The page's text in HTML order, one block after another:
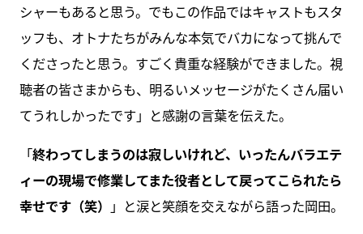
シャーもあると思う。でもこの作品ではキャストもスタ
ッフも、オトナたちがみんな本気でバカになって挑んで
くださったと思う。すごく貴重な経験ができました。視
聴者の皆さまからも、明るいメッセージがたくさん届い
てうれしかったです」と感謝の言葉を伝えた。
「終わってしまうのは寂しいけれど、いったんバラエテ
ィーの現場で修業してまた役者として戻ってこられたら
幸せです（笑） 」と涙と笑顔を交えながら語った岡田。